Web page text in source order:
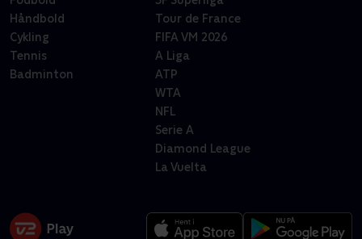
Håndbold
Cykling
Tennis
Badminton
Tour de France
FIFA VM 2026
A Liga
ATP
WTA
NFL
Serie A
Diamond League
La Vuelta